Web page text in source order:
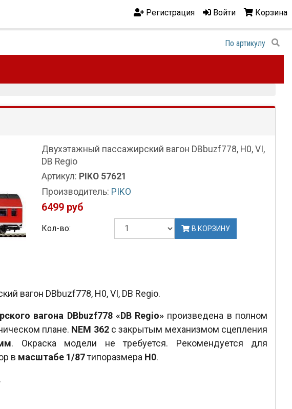
Регистрация Войти Корзина
Двухэтажный пассажирский вагон DBbuzf778, H0, VI,
DB Regio
Артикул: PIKO 57621
Производитель: PIKO
6499 руб
Кол-во: В КОРЗИНУ
вагон DBbuzf778, H0, VI, DB Regio.
вагона DBbuzf778 «DB Regio» произведена в полном
плане. NEM 362с закрытым механизмом сцепления
. Окраска модели не требуется. Рекомендуется для
в масштабе 1/87типоразмера H0.
.